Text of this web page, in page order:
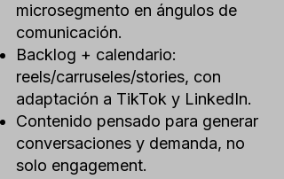
microsegmento en ángulos de
comunicación.
Backlog + calendario:
reels/carruseles/stories, con
adaptación a TikTok y LinkedIn.
Contenido pensado para generar
conversaciones y demanda, no
solo engagement.